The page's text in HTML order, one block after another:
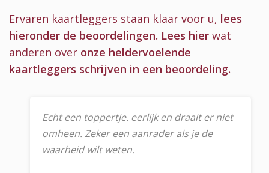
Ervaren kaartleggers staan klaar voor u, lees
hieronder de beoordelingen. Lees hier wat
anderen over onze heldervoelende
kaartleggers schrijven in een beoordeling.
Echt een toppertje. eerlijk en draait er niet
omheen. Zeker een aanrader als je de
waarheid wilt weten.